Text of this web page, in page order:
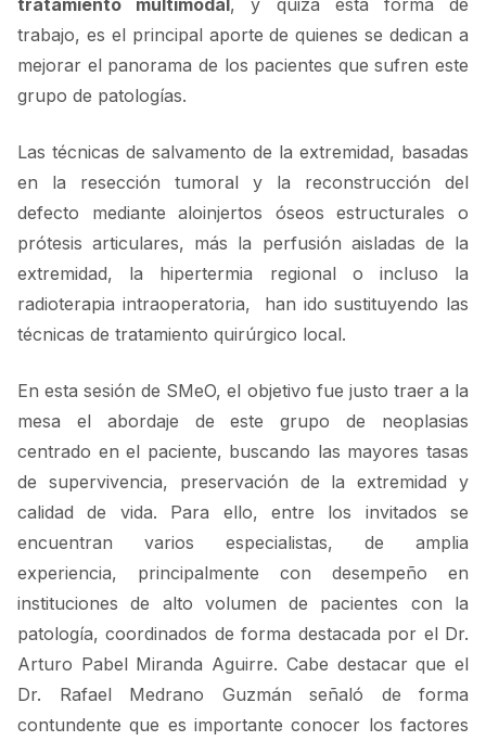
tratamiento multimodal, y quizá esta forma de
trabajo, es el principal aporte de quienes se dedican a
mejorar el panorama de los pacientes que sufren este
grupo de patologías.
Las técnicas de salvamento de la extremidad, basadas
en la resección tumoral y la reconstrucción del
defecto mediante aloinjertos óseos estructurales o
prótesis articulares, más la perfusión aisladas de la
extremidad, la hipertermia regional o incluso la
radioterapia intraoperatoria, han ido sustituyendo las
técnicas de tratamiento quirúrgico local.
En esta sesión de SMeO, el objetivo fue justo traer a la
mesa el abordaje de este grupo de neoplasias
centrado en el paciente, buscando las mayores tasas
de supervivencia, preservación de la extremidad y
calidad de vida. Para ello, entre los invitados se
encuentran varios especialistas, de amplia
experiencia, principalmente con desempeño en
instituciones de alto volumen de pacientes con la
patología, coordinados de forma destacada por el Dr.
Arturo Pabel Miranda Aguirre. Cabe destacar que el
Dr. Rafael Medrano Guzmán señaló de forma
contundente que es importante conocer los factores